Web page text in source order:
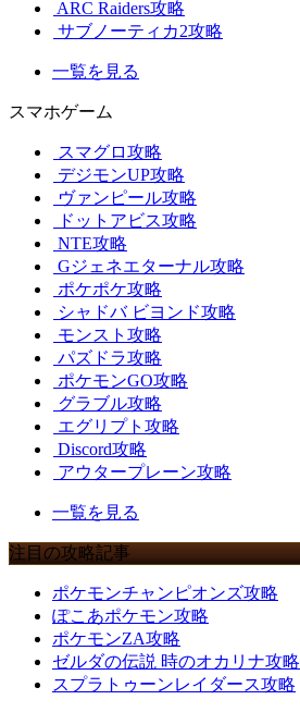
ARC Raiders攻略
サブノーティカ2攻略
一覧を見る
スマホゲーム
スマグロ攻略
デジモンUP攻略
ヴァンピール攻略
ドットアビス攻略
NTE攻略
Gジェネエターナル攻略
ポケポケ攻略
シャドバ ビヨンド攻略
モンスト攻略
パズドラ攻略
ポケモンGO攻略
グラブル攻略
エグリプト攻略
Discord攻略
アウタープレーン攻略
一覧を見る
注目の攻略記事
ポケモンチャンピオンズ攻略
ぽこあポケモン攻略
ポケモンZA攻略
ゼルダの伝説 時のオカリナ攻略
スプラトゥーンレイダース攻略